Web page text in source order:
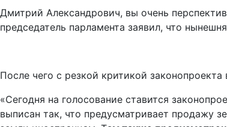
Дмитрий Александрович, вы очень
председатель парламента заявил, что
После чего с резкой критикой
«Сегодня на голосование ставится
выписан так, что предусматривает продажу